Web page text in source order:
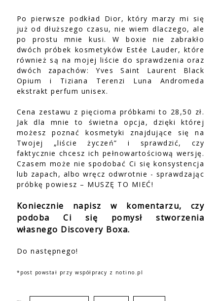
Po pierwsze podkład Dior, który marzy mi się
już od dłuższego czasu, nie wiem dlaczego, ale
po prostu mnie kusi. W boxie nie zabrakło
dwóch próbek kosmetyków Estée Lauder, które
również są na mojej liście do sprawdzenia oraz
dwóch zapachów: Yves Saint Laurent Black
Opium i Tiziana Terenzi Luna Andromeda
ekstrakt perfum unisex.
Cena zestawu z pięcioma próbkami to 28,50 zł.
Jak dla mnie to świetna opcja, dzięki której
możesz poznać kosmetyki znajdujące się na
Twojej „liście życzeń” i sprawdzić, czy
faktycznie chcesz ich pełnowartościową wersję.
Czasem może nie spodobać Ci się konsystencja
lub zapach, albo wręcz odwrotnie - sprawdzając
próbkę powiesz – MUSZĘ TO MIEĆ!
Koniecznie napisz w komentarzu, czy
podoba Ci się pomysł stworzenia
własnego Discovery Boxa.
Do następnego!
*post powstał przy współpracy z notino.pl